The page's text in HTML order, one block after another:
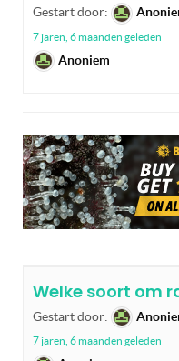
Gestart door:
7 jaren, 6 maanden geleden
Anoniem
Welke soort om
Gestart door:
7 jaren, 6 maanden geleden